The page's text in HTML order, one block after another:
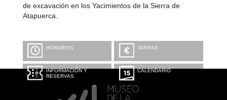
de excavación en los Yacimientos de la Sierra de
Atapuerca.
HORARIOS TARIFAS
INFORMACIÓN Y
RESERVAS
CALENDARIO